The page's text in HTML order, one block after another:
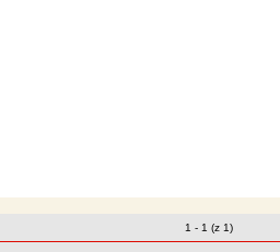
Zmiany o pozycjach
1 - 1 (z 1)